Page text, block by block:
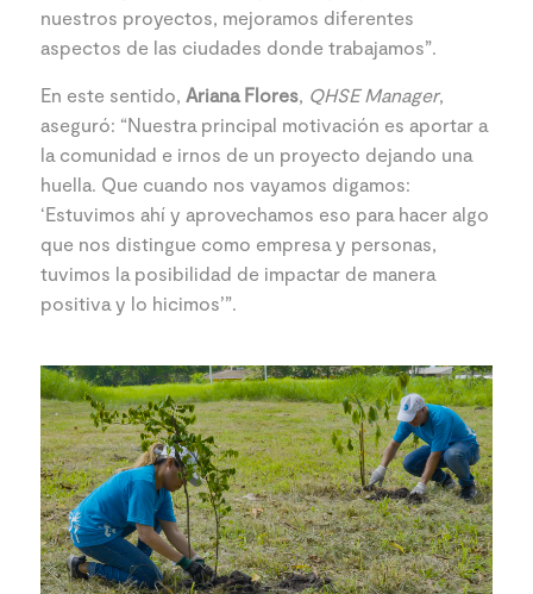
nuestros proyectos, mejoramos diferentes
aspectos de las ciudades donde trabajamos”.
En este sentido, Ariana Flores, QHSE Manager,
aseguró: “Nuestra principal motivación es aportar a
la comunidad e irnos de un proyecto dejando una
huella. Que cuando nos vayamos digamos:
‘Estuvimos ahí y aprovechamos eso para hacer algo
que nos distingue como empresa y personas,
tuvimos la posibilidad de impactar de manera
positiva y lo hicimos’”.